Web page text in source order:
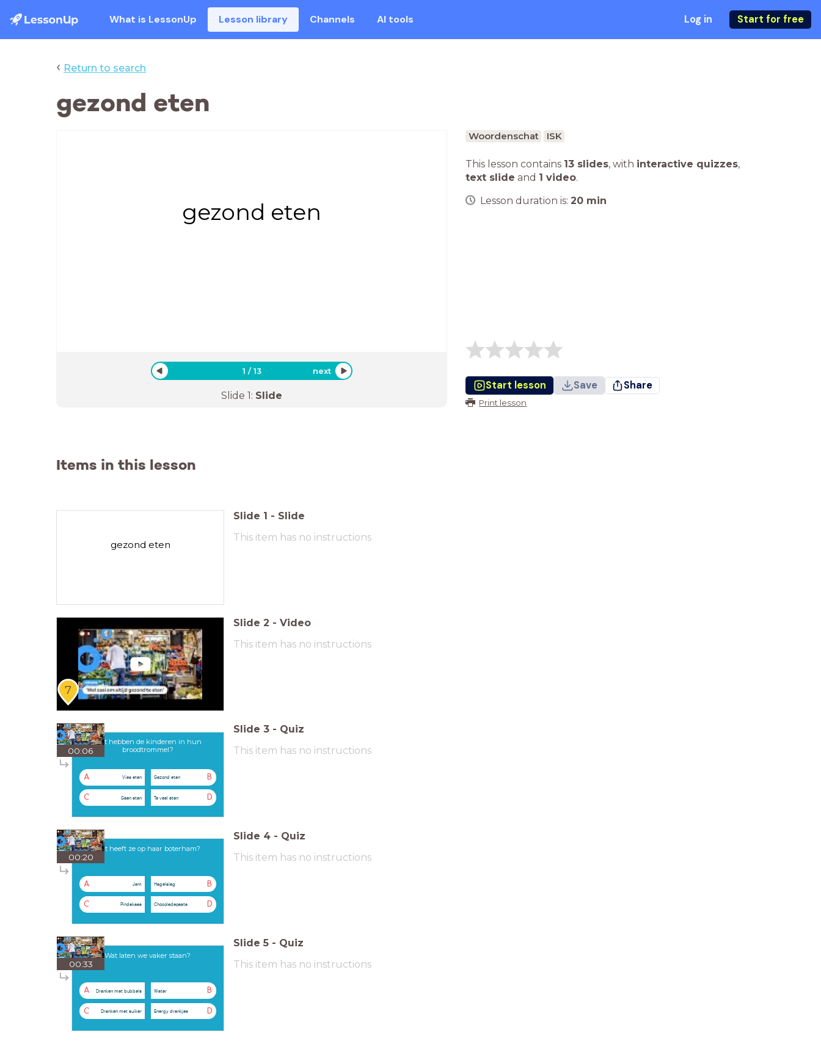
What is LessonUp Lesson library Channels AI tools Log in Start for free
‹ Return to search
gezond eten
gezond eten
1 /13 next
Slide 1: Slide
Woordenschat ISK
This lesson contains 13 slides, with interactive quizzes,
text slide and 1 video.
Lesson duration is: 20 min
Start lesson Save Share
Print lesson
Items in this lesson
gezond eten
Slide 1 - Slide
This item has no instructions
7
Slide 2 - Video
This item has no instructions
00:06
Wat hebben de kinderen in hun
broodtrommel?
A Vies eten B
Gezond eten
C Geen eten D
Te veel eten
Slide 3 - Quiz
This item has no instructions
00:20
Wat heeft ze op haar boterham?
A Jam B
Hagelslag
C Pindakaas D
Chocoladepasta
Slide 4 - Quiz
This item has no instructions
00:33
Wat laten we vaker staan?
A Dranken met bubbels B
Water
C Dranken met suiker D
Energy drankjes
Slide 5 - Quiz
This item has no instructions